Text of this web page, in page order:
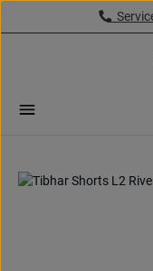
Zum Hauptinhalt springen
Bildergalerie